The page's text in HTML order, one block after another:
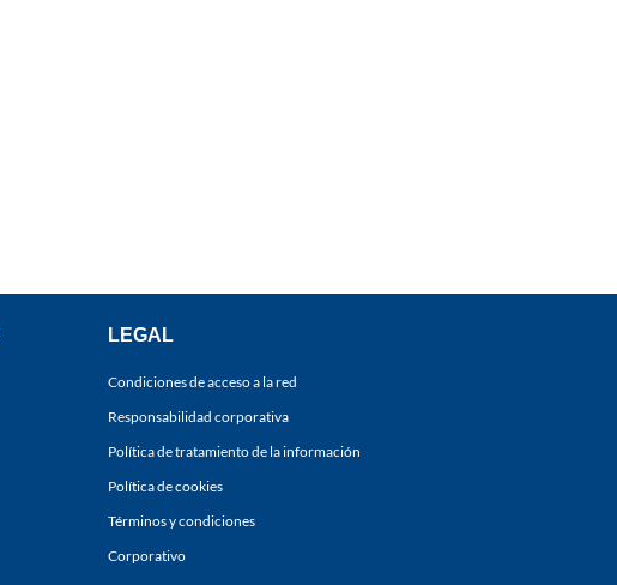
LEGAL
Condiciones de acceso a la red
Responsabilidad corporativa
Política de tratamiento de la información
Política de cookies
Términos y condiciones
Corporativo